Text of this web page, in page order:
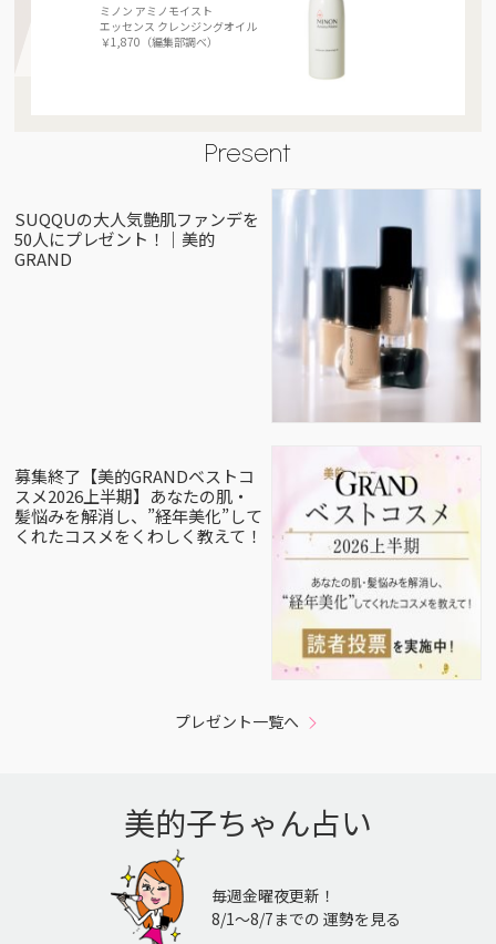
ミノン アミノモイスト
エッセンス クレンジングオイル
￥1,870（編集部調べ）
Present
SUQQUの大人気艶肌ファンデを
50人にプレゼント！｜美的
GRAND
募集終了【美的GRANDベストコ
スメ2026上半期】あなたの肌・
髪悩みを解消し、”経年美化”して
くれたコスメをくわしく教えて！
プレゼント一覧へ
美的子ちゃん占い
毎週金曜夜更新！
8/1〜8/7までの 運勢を見る